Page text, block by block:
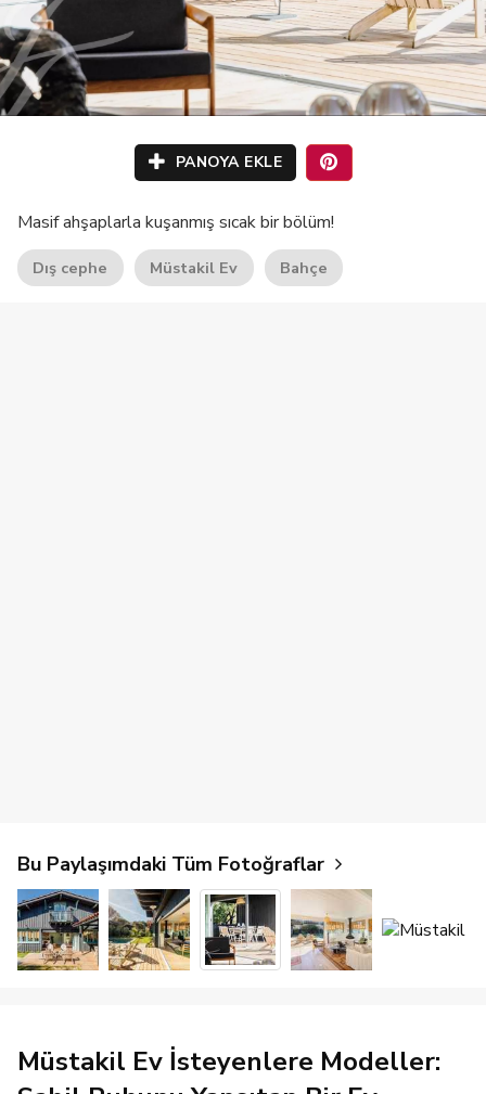
PANOYA EKLE
Masif ahşaplarla kuşanmış sıcak bir bölüm!
Dış cephe Müstakil Ev Bahçe
Bu Paylaşımdaki Tüm Fotoğraflar
Müstakil Ev İsteyenlere Modeller: